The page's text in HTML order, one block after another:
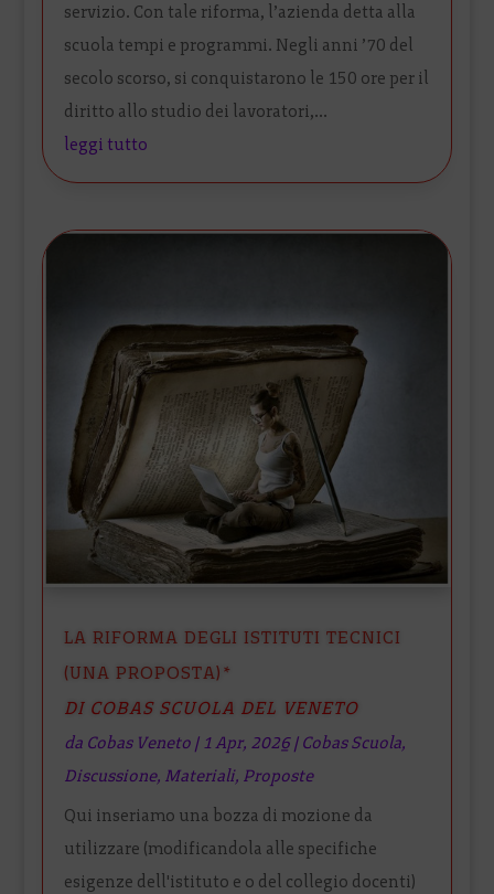
servizio. Con tale riforma, l’azienda detta alla
scuola tempi e programmi. Negli anni ’70 del
secolo scorso, si conquistarono le 150 ore per il
diritto allo studio dei lavoratori,...
leggi tutto
LA RIFORMA DEGLI ISTITUTI TECNICI
(UNA PROPOSTA)*
DI COBAS SCUOLA DEL VENETO
da Cobas Veneto | 1 Apr, 2026| Cobas Scuola,
Discussione, Materiali, Proposte
Qui inseriamo una bozza di mozione da
utilizzare (modificandola alle specifiche
esigenze dell'istituto e o del collegio docenti)